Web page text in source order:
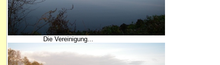
Die Vereinigung...